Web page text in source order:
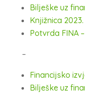
Bilješke uz
Knjižnica
Potvrda FINA
–
Financijsko
Bilješke uz